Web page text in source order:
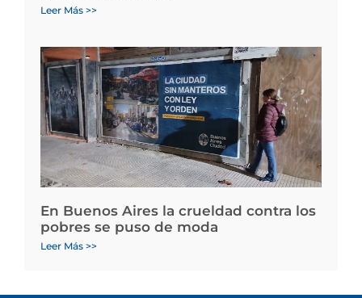
Leer Más >>
En Buenos Aires la crueldad contra los
pobres se puso de moda
Leer Más >>